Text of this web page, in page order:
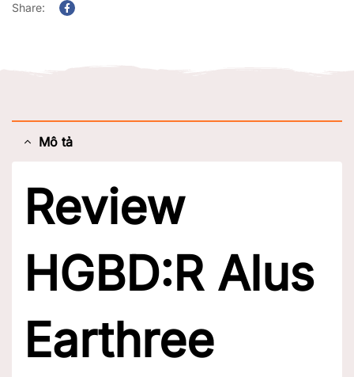
Share:
Mô tả
Review
HGBD:R Alus
Earthree